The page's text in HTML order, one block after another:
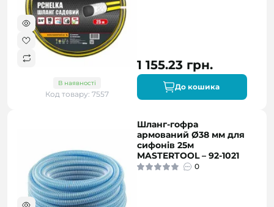
В наявності
Код товару: 7557
1 155.23 грн.
До кошика
Шланг-гофра
армований Ø38 мм для
сифонів 25м
MASTERTOOL – 92-1021
0